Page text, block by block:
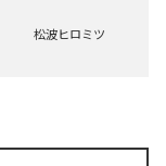
松波ヒロミツ